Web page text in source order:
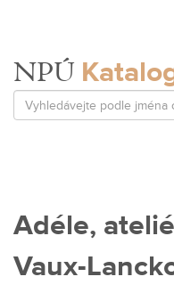
NPÚ
Adéle,
Vaux-